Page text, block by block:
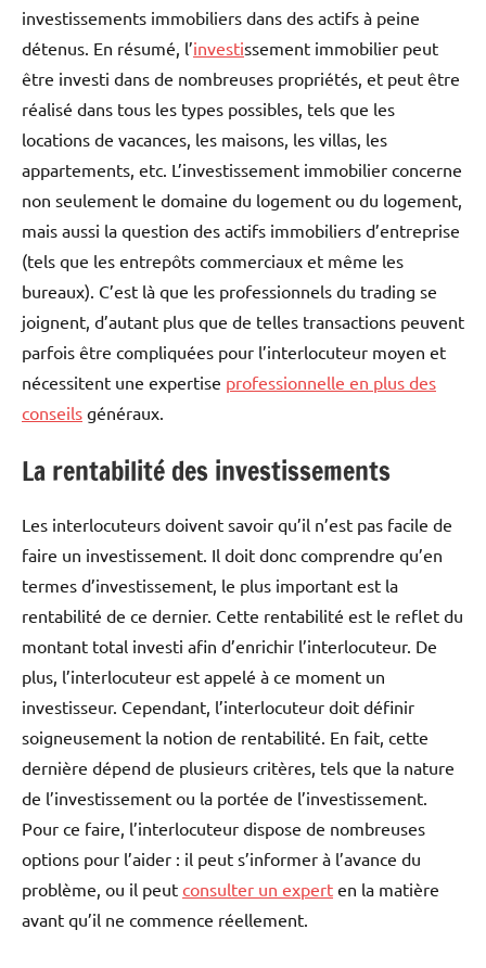
investissements immobiliers dans des actifs à peine
détenus. En résumé, l’investissement immobilier peut
être investi dans de nombreuses propriétés, et peut être
réalisé dans tous les types possibles, tels que les
locations de vacances, les maisons, les villas, les
appartements, etc. L’investissement immobilier concerne
non seulement le domaine du logement ou du logement,
mais aussi la question des actifs immobiliers d’entreprise
(tels que les entrepôts commerciaux et même les
bureaux). C’est là que les professionnels du trading se
joignent, d’autant plus que de telles transactions peuvent
parfois être compliquées pour l’interlocuteur moyen et
nécessitent une expertise professionnelle en plus des
conseils généraux.
La rentabilité des investissements
Les interlocuteurs doivent savoir qu’il n’est pas facile de
faire un investissement. Il doit donc comprendre qu’en
termes d’investissement, le plus important est la
rentabilité de ce dernier. Cette rentabilité est le reflet du
montant total investi afin d’enrichir l’interlocuteur. De
plus, l’interlocuteur est appelé à ce moment un
investisseur. Cependant, l’interlocuteur doit définir
soigneusement la notion de rentabilité. En fait, cette
dernière dépend de plusieurs critères, tels que la nature
de l’investissement ou la portée de l’investissement.
Pour ce faire, l’interlocuteur dispose de nombreuses
options pour l’aider : il peut s’informer à l’avance du
problème, ou il peut consulter un expert en la matière
avant qu’il ne commence réellement.